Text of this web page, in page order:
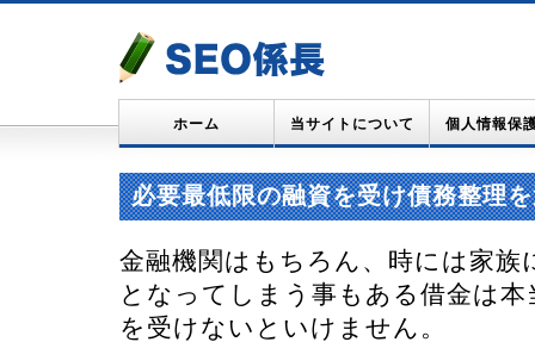
ホーム 当サイトについて 個人情報保
必要最低限の融資を受け債務整理
金融機関はもちろん、時には家族
となってしまう事もある借金は
を受けないといけません。